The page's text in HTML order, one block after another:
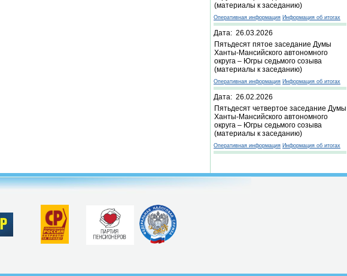
(материалы к заседанию)
Оперативная информация Информация об итогах
Дата: 26.03.2026
Пятьдесят пятое заседание Думы
Ханты-Мансийского автономного
округа – Югры седьмого созыва
(материалы к заседанию)
Оперативная информация Информация об итогах
Дата: 26.02.2026
Пятьдесят четвертое заседание Думы
Ханты-Мансийского автономного
округа – Югры седьмого созыва
(материалы к заседанию)
Оперативная информация Информация об итогах